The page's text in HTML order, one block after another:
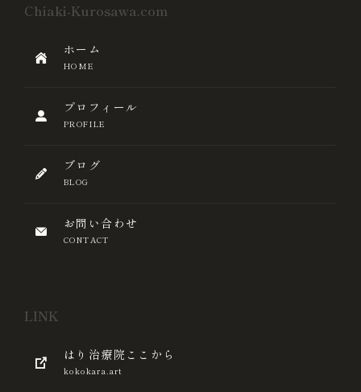
Chiaki-Kurosawa.com
ホーム
HOME
プロフィール
PROFILE
ブログ
BLOG
お問い合わせ
CONTACT
LINK
はり治療院ここから
kokokara.art